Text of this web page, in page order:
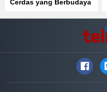
Cerdas yang Berbudaya